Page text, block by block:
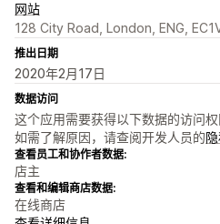
网站
128 City Road, London, ENG,
推出日期
2020年2月17日
数据访问
这个应用需要获得以下数据的访问
如需了解原因，请查阅开发人员的
查看员工和协作者数据:
店主
查看和编辑商店数据:
在线商店